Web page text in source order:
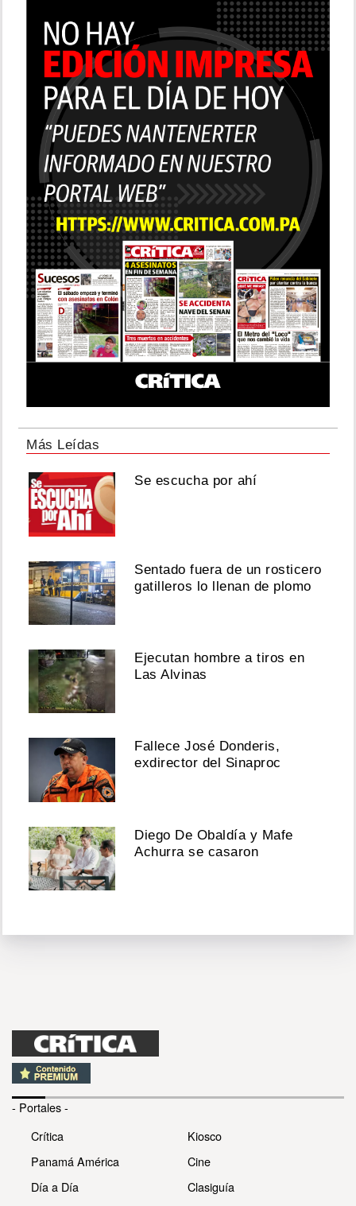
Más Leídas
Se escucha por ahí
Sentado fuera de un rosticero
gatilleros lo llenan de plomo
Ejecutan hombre a tiros en
Las Alvinas
Fallece José Donderis,
exdirector del Sinaproc
Diego De Obaldía y Mafe
Achurra se casaron
- Portales -
Crítica
Panamá América
Día a Día
Kiosco
Cine
Clasiguía